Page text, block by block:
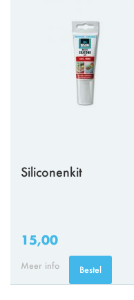
Siliconenkit
15,00
Meer info Bestel